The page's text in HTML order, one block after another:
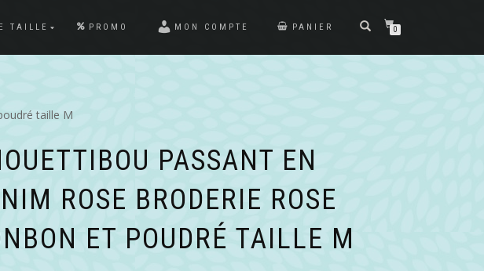
TAILLE PROMO MON COMPTE PANIER 0
taille M
PASSANT EN
ROSE BRODERIE ROSE
ET POUDRÉ TAILLE M